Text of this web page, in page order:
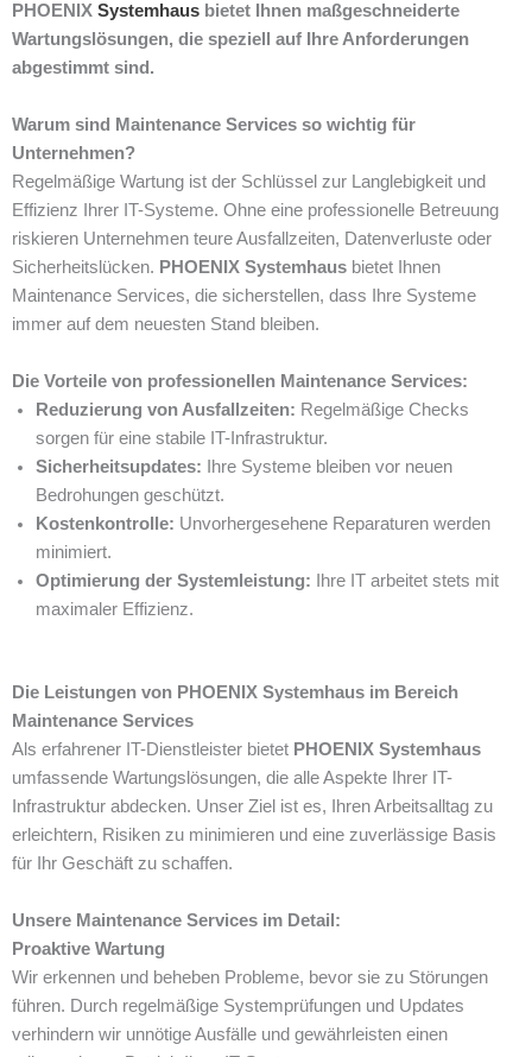
PHOENIX Systemhaus bietet Ihnen maßgeschneiderte
Wartungslösungen, die speziell auf Ihre Anforderungen
abgestimmt sind.
Warum sind Maintenance Services so wichtig für
Unternehmen?
Regelmäßige Wartung ist der Schlüssel zur Langlebigkeit und
Effizienz Ihrer IT-Systeme. Ohne eine professionelle Betreuung
riskieren Unternehmen teure Ausfallzeiten, Datenverluste oder
Sicherheitslücken. PHOENIX Systemhaus bietet Ihnen
Maintenance Services, die sicherstellen, dass Ihre Systeme
immer auf dem neuesten Stand bleiben.
Die Vorteile von professionellen Maintenance Services:
Reduzierung von Ausfallzeiten: Regelmäßige Checks
sorgen für eine stabile IT-Infrastruktur.
Sicherheitsupdates: Ihre Systeme bleiben vor neuen
Bedrohungen geschützt.
Kostenkontrolle: Unvorhergesehene Reparaturen werden
minimiert.
Optimierung der Systemleistung: Ihre IT arbeitet stets mit
maximaler Effizienz.
Die Leistungen von PHOENIX Systemhaus im Bereich
Maintenance Services
Als erfahrener IT-Dienstleister bietet PHOENIX Systemhaus
umfassende Wartungslösungen, die alle Aspekte Ihrer IT-
Infrastruktur abdecken. Unser Ziel ist es, Ihren Arbeitsalltag zu
erleichtern, Risiken zu minimieren und eine zuverlässige Basis
für Ihr Geschäft zu schaffen.
Unsere Maintenance Services im Detail:
Proaktive Wartung
Wir erkennen und beheben Probleme, bevor sie zu Störungen
führen. Durch regelmäßige Systemprüfungen und Updates
verhindern wir unnötige Ausfälle und gewährleisten einen